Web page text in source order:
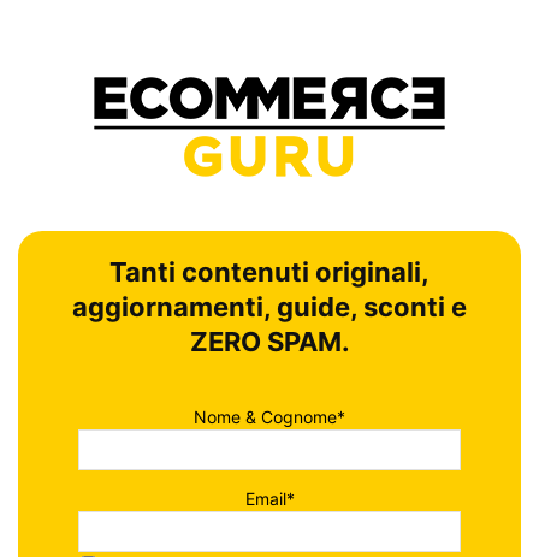
Tanti contenuti originali,
aggiornamenti, guide, sconti e
ZERO SPAM.
Nome & Cognome*
Email*